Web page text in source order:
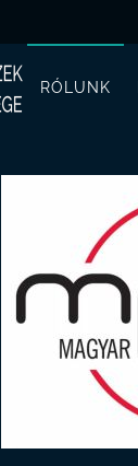
RÓLUNK